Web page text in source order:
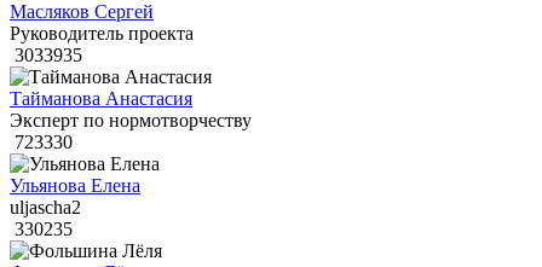
Масляков Сергей
Руководитель проекта
3033935
Тайманова Анастасия
Эксперт по нормотворчеству
723330
Ульянова Елена
uljascha2
330235